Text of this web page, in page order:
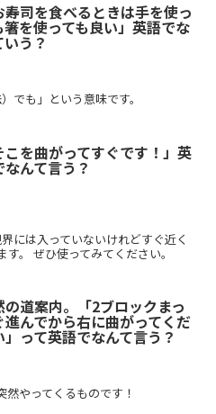
寿司を食べるときは手を使っ
箸を使っても良い」英語でな
いう？
でも」という意味です。
こを曲がってすぐです！」英
なんて言う？
は入っていないけれどすぐ近く
。 ぜひ使ってみてください。
の道案内。「2ブロックまっ
進んでから右に曲がってくだ
」って英語でなんて言う？
やってくるものです！